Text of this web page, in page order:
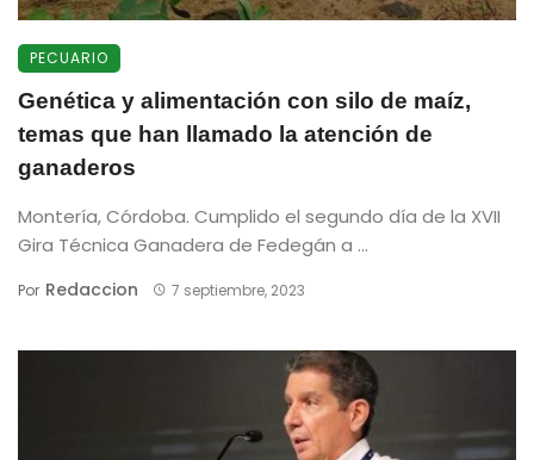
PECUARIO
Genética y alimentación con silo de maíz,
temas que han llamado la atención de
ganaderos
Montería, Córdoba. Cumplido el segundo día de la XVII
Gira Técnica Ganadera de Fedegán a ...
Por Redaccion 7 septiembre, 2023